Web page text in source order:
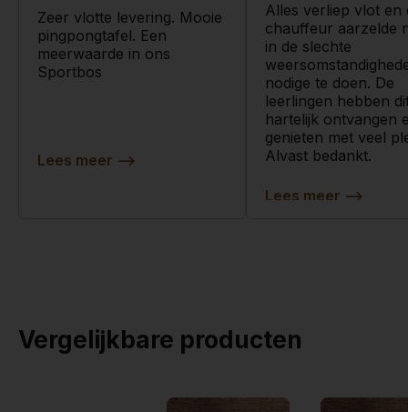
Zeer vlotte levering. Mooie
pingpongtafel. Een
meerwaarde in ons
Sportbos
Lees meer -->
Alles verliep vlot en
chauffeur aarzelde
in de slechte
nodige te doen. De
leerlingen hebben
hartelijk ontvangen
genieten met veel
Alvast bedankt.
Lees meer -->
Vergelijkbare producten